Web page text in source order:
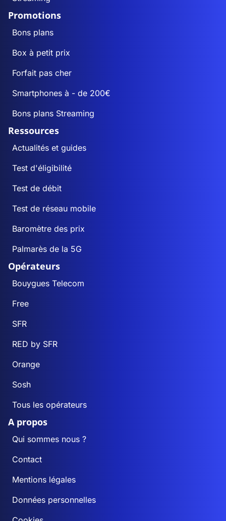
Promotions
Bons plans
Box à petit prix
Forfait pas cher
Smartphones à - de 200€
Bons plans Streaming
Ressources
Actualités et guides
Test d'éligibilité
Test de débit
Test de réseau mobile
Baromètre des prix
Palmarès de la 5G
Opérateurs
Bouygues Telecom
Free
SFR
RED by SFR
Orange
Sosh
Tous les opérateurs
A propos
Qui sommes nous ?
Contact
Mentions légales
Données personnelles